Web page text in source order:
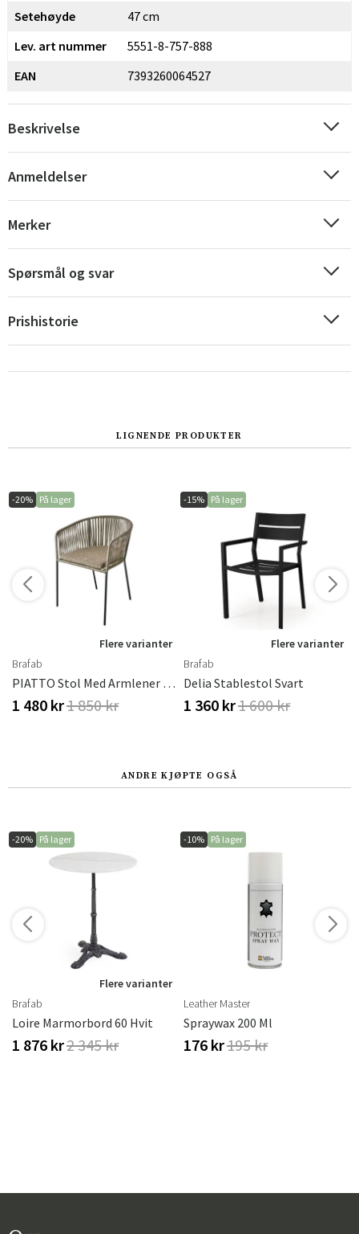
Norge
Suomi
Setehøyde
47 cm
Lev. art nummer
5551-8-757-888
EAN
7393260064527
Beskrivelse
Anmeldelser
Merker
Spørsmål og svar
Prishistorie
LIGNENDE PRODUKTER
-20% På lager
Flere varianter
Brafab
PIATTO Stol Med Armlener - Raw Peanut / Black
1 480 kr1 850 kr
-15% På lager
Flere varianter
Brafab
Delia Stablestol Svart
1 360 kr1 600 kr
ANDRE KJØPTE OGSÅ
-20% På lager
Flere varianter
Brafab
Loire Marmorbord 60 Hvit
1 876 kr2 345 kr
-10% På lager
Leather Master
Spraywax 200 Ml
176 kr195 kr